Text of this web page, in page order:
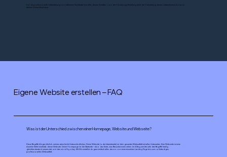
Hol dir professionelle Unterstützung von erfahrenen Fachleuten bei allen deinen Schritten – von der Homepage Erstellung über die Vermarktung deines Unternehmens bis hin zu
deinem Online-Wachstum.
Eigene Website erstellen – FAQ
Was ist der Unterschied zwischen einer Homepage, Website und Webseite?
Diese Begriffe klingen ähnlich, meinen aber leicht Unterschiedliches: Deine Website (oder Internetseite) ist dein gesamter Webauftritt mit allen Unterseiten. Eine Webseite ist eine
einzelne Seite innerhalb dieser Website. Deine Homepage ist die Startseite – also das Erste, was Besucher:innen sehen. Im Alltag werden alle drei Begriffe häufig
gleichbedeutend verwendet, und das ist völlig okay. Mit Wix erstellst du ganz einfach alles davon: von einer einzelnen Landing Page bis zum vollständigen
professionellen Webauftritt.